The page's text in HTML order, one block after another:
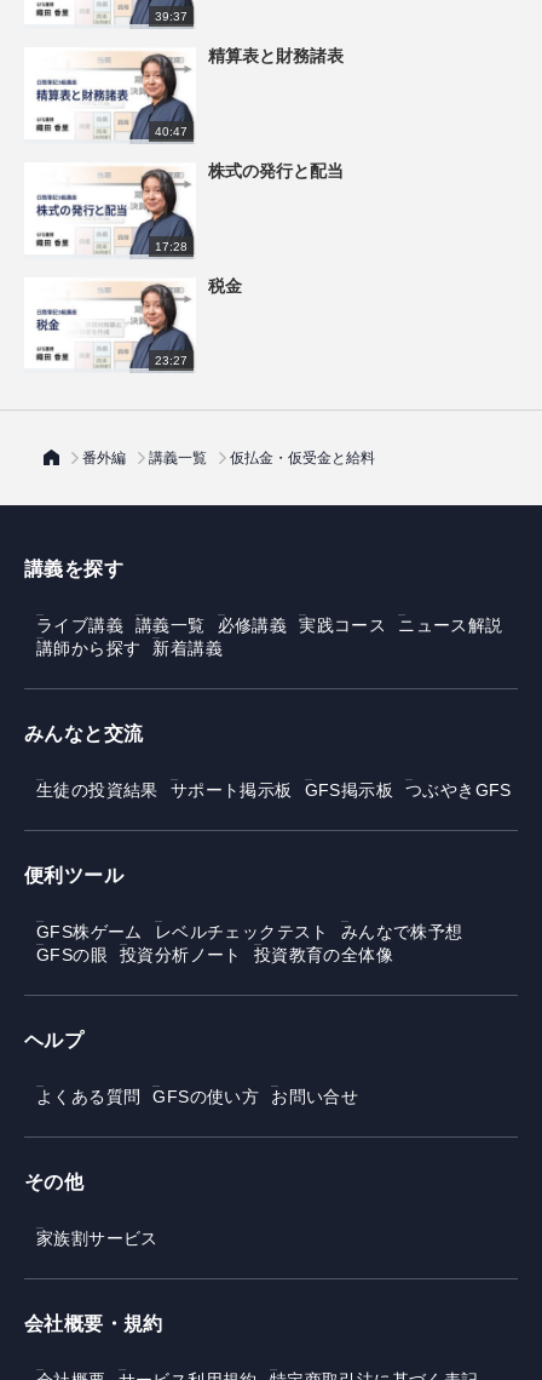
39:37
40:47
精算表と財務諸表
17:28
株式の発行と配当
23:27
税金
番外編 講義一覧 仮払金・仮受金と給料
講義を探す
ライブ講義 講義一覧 必修講義 実践コース
ニュース解説
講師から探す
新着講義
みんなと交流
生徒の投資結果 サポート掲示板 GFS掲示板 つぶやきGFS
便利ツール
GFS株ゲーム レベルチェックテスト
みんなで株予想
GFSの眼
投資分析ノート 投資教育の全体像
ヘルプ
よくある質問 GFSの使い方 お問い合せ
その他
家族割サービス
会社概要・規約